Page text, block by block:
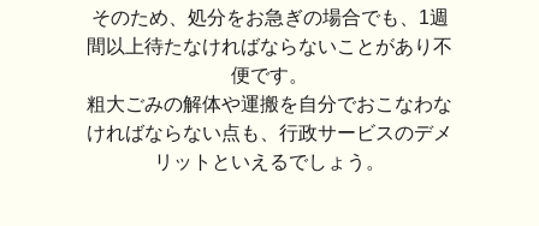
そのため、処分をお急ぎの場合でも、1週
間以上待たなければならないことがあり不
便です。
粗大ごみの解体や運搬を自分でおこなわな
ければならない点も、行政サービスのデメ
リットといえるでしょう。